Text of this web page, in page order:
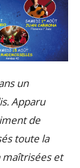
un
Apparu
de
toute la
maîtrisées et